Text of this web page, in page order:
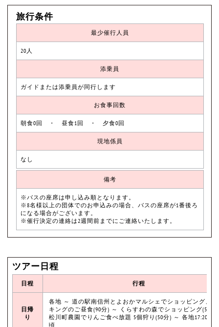
旅行条件
最少催行人員
20人
添乗員
ガイドまたは添乗員が同行します
お食事回数
朝食0回 ・ 昼食1回 ・ 夕食0回
現地係員
なし
備考
※バスの座席は申し込み順となります。
※8名様以上の団体でのお申込みの場合、バスの座席が1番後ろ
になる場合がございます。
※催行決定の連絡は2週間前までにご連絡いたします。
ツアー日程
日程 行程
日帰
り
各地 ～ 道の駅南信州とよおかマルシェでショッピング、
キングのご昼食(90分) ～ くらすわの森でショッピング(50分
松川町農園でりんご食べ放題 5個狩り(50分) ～ 各地17:20～
頃